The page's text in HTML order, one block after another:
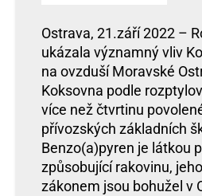
Ostrava, 21.září 2022 –
ukázala významný vliv
na ovzduší Moravské
Koksovna podle
více než čtvrtinu
přívozských základních
Benzo(a)pyren je látkou
způsobující rakovinu,
zákonem jsou bohužel v